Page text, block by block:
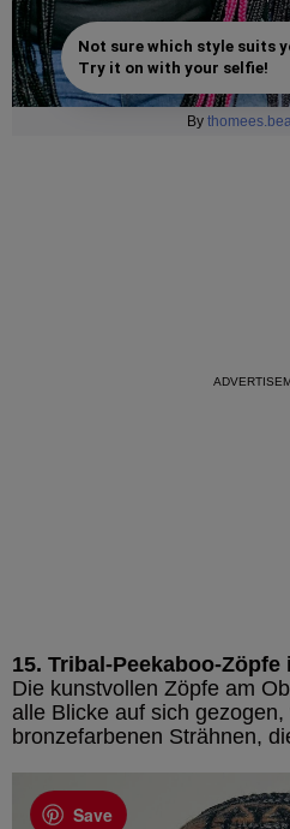
Not sure which style suits
Try it on with your selfie!
By
15. Tribal-Peekaboo-
Die kunstvollen Zöpfe am
alle Blicke auf sich
bronzefarbenen Strähnen,
Save